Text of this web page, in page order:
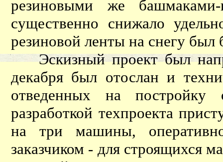
резиновыми же башмаками-
существенно снижало
резиновой ленты на снегу
Эскизный проект был
декабря был отослан и
отведенных на постройку
разработкой техпроекта
на три машины,
заказчиком - для строящихся